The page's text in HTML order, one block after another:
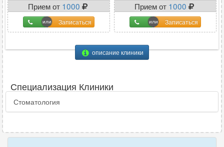
Прием от 1000
Записаться
Прием от 1000
Записаться
описание клиники
Специализация Клиники
Стоматология